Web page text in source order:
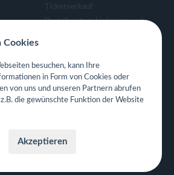
Ticketverkauf
Bestellsystem Lieferung und
Eigene App für Restaurant
Cookies
besuchen, kann Ihre
in Form von Cookies oder
von uns und unseren Partnern abrufen
die gewünschte Funktion der Website
Akzeptieren